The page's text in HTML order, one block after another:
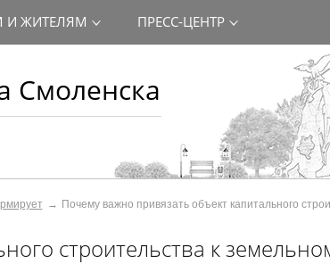
Смоленска
И ЖИТЕЛЯМ ПРЕСС-ЦЕНТР
Почему важно привязать объект капитального
строительства к